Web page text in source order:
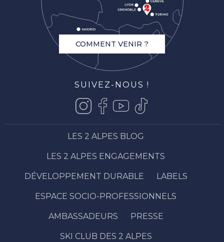
COMMENT VENIR ?
SUIVEZ-NOUS !
LES 2 ALPES BLOG
LES 2 ALPES ENGAGEMENTS
DÉVELOPPEMENT DURABLE LABELS
ESPACE SOCIO-PROFESSIONNELS
AMBASSADEURS PRESSE
SKI CLUB DES 2 ALPES